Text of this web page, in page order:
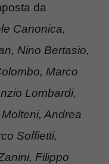
da
Canonica,
Nino Bertasio,
Marco
Lombardi,
Andrea
Soffietti,
Filippo